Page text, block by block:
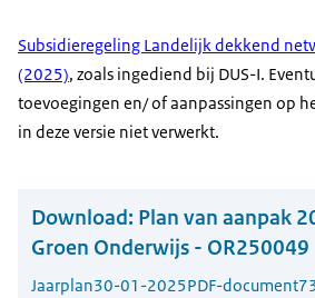
Subsidieregeling Landelijk dekkend
(2025), zoals ingediend bij DUS-I.
toevoegingen en/ of aanpassingen op
in deze versie niet verwerkt.
Download: Plan van aanpak
Groen Onderwijs - OR250049
Jaarplan30-01-2025PDF-document